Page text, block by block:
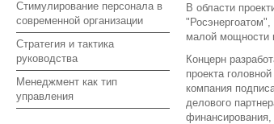
Стимулирование персонала в
современной организации
Стратегия и тактика
руководства
Менеджмент как тип
управления
В области
"Росэнергоатом",
малой мощности
Концерн
проекта
компания
делового
финансирования,